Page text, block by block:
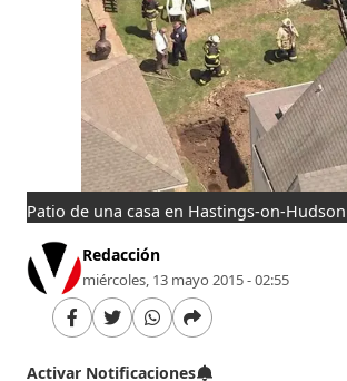
Patio de una casa en Hastings-on-
Redacción
miércoles, 13 mayo 2015 - 02:55
Activar Notificaciones